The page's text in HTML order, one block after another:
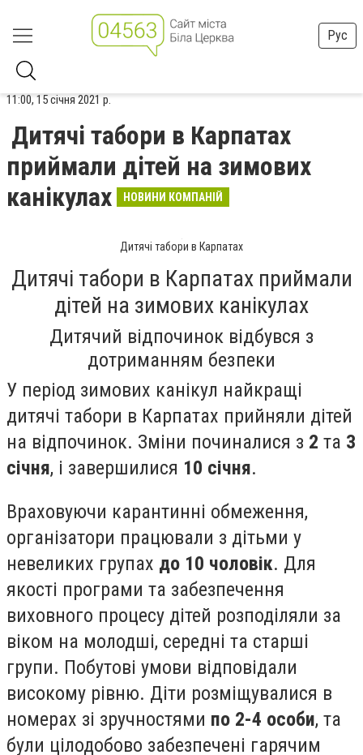
Рус
11:00, 15 січня 2021 р.
Дитячі табори в Карпатах
приймали дітей на зимових
канікулах
НОВИНИ КОМПАНІЙ
Дитячі табори в Карпатах
Дитячі табори в Карпатах приймали
дітей на зимових канікулах
Дитячий відпочинок відбувся з
дотриманням безпеки
У період зимових канікул найкращі
дитячі табори в Карпатах прийняли дітей
на відпочинок. Зміни починалися з 2 та 3
січня, і завершилися 10 січня.
Враховуючи карантинні обмеження,
організатори працювали з дітьми у
невеликих групах до 10 чоловік. Для
якості програми та забезпечення
виховного процесу дітей розподіляли за
віком на молодші, середні та старші
групи. Побутові умови відповідали
високому рівню. Діти розміщувалися в
номерах зі зручностями по 2-4 особи, та
були цілодобово забезпечені гарячим